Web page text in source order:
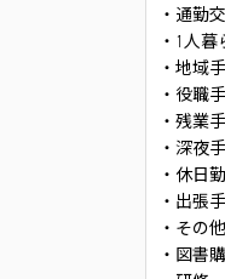
・通勤
・1人
・地域
・役職
・残業
・深夜
・休日
・出張
・その
・図書